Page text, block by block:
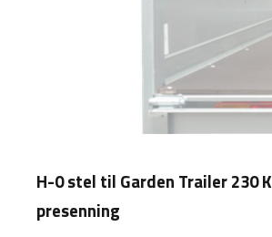
H-0 stel til Garden Trailer 230
presenning